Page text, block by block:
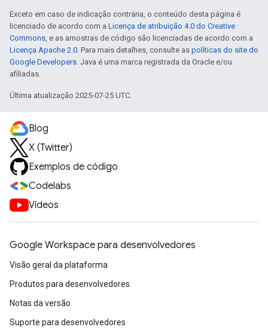
Exceto em caso de indicação contrária, o conteúdo desta página é
licenciado de acordo com a Licença de atribuição 4.0 do Creative
Commons, e as amostras de código são licenciadas de acordo com a
Licença Apache 2.0. Para mais detalhes, consulte as políticas do site do
Google Developers. Java é uma marca registrada da Oracle e/ou
afiliadas.
Última atualização 2025-07-25 UTC.
Blog
X (Twitter)
Exemplos de código
Codelabs
Vídeos
Google Workspace para desenvolvedores
Visão geral da plataforma
Produtos para desenvolvedores
Notas da versão
Suporte para desenvolvedores